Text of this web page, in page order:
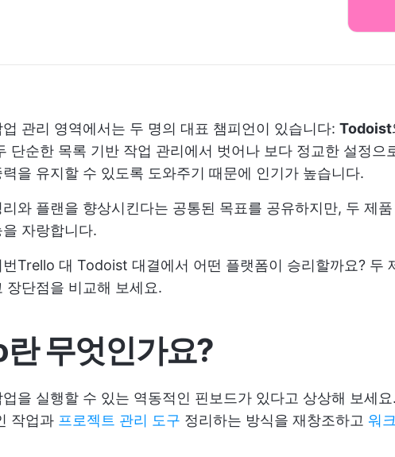
관리 영역에서는 두 명의 대표 챔피언이 있습니다: Todoist
단순한 목록 기반 작업 관리에서 벗어나 보다 정교한 설정으
을 유지할 수 있도록 도와주기 때문에 인기가 높습니다.
와 플랜을 향상시킨다는 공통된 목표를 공유하지만, 두 제
자랑합니다.
번Trello 대 Todoist 대결에서 어떤 플랫폼이 승리할까요? 두
장단점을 비교해 보세요.
무엇인가요?
을 실행할 수 있는 역동적인 핀보드가 있다고 상상해 보세
작업과 프로젝트 관리 도구 정리하는 방식을 재창조하고 워